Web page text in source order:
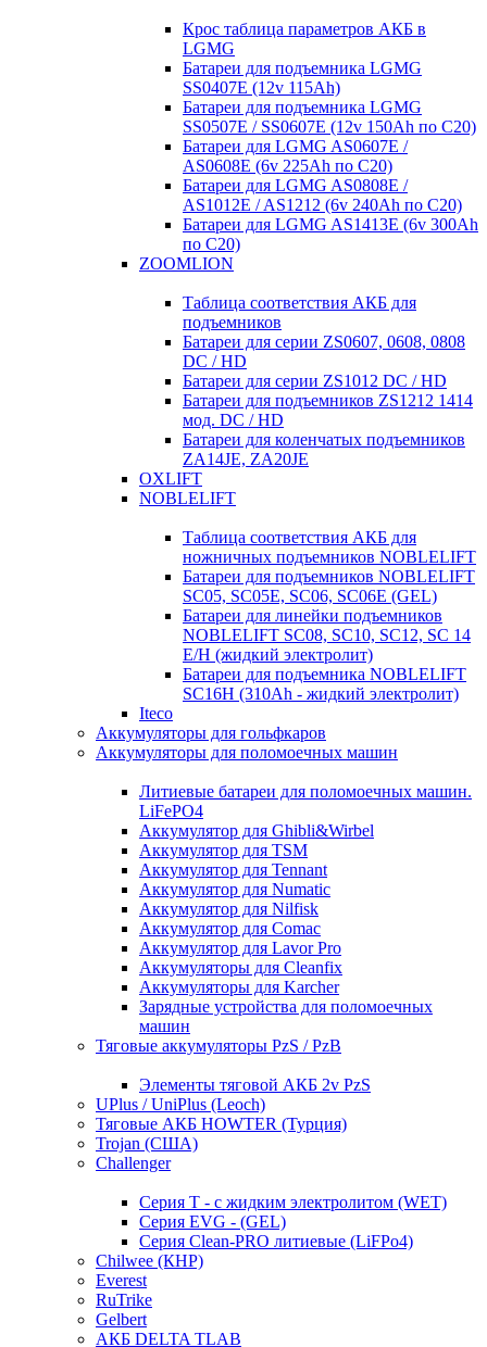
Крос таблица параметров АКБ в
LGMG
Батареи для подъемника LGMG
SS0407E (12v 115Ah)
Батареи для подъемника LGMG
SS0507E / SS0607E (12v 150Ah по С20)
Батареи для LGMG AS0607E /
AS0608E (6v 225Ah по С20)
Батареи для LGMG AS0808E /
AS1012E / AS1212 (6v 240Ah по С20)
Батареи для LGMG AS1413E (6v 300Ah
по С20)
ZOOMLION
Таблица соответствия АКБ для
подъемников
Батареи для серии ZS0607, 0608, 0808
DC / HD
Батареи для серии ZS1012 DC / HD
Батареи для подъемников ZS1212 1414
мод. DC / HD
Батареи для коленчатых подъемников
ZA14JE, ZA20JE
OXLIFT
NOBLELIFT
Таблица соответствия АКБ для
ножничных подъемников NOBLELIFT
Батареи для подъемников NOBLELIFT
SC05, SC05E, SC06, SC06E (GEL)
Батареи для линейки подъемников
NOBLELIFT SC08, SC10, SC12, SC 14
E/H (жидкий электролит)
Батареи для подъемника NOBLELIFT
SC16H (310Ah - жидкий электролит)
Iteco
Аккумуляторы для гольфкаров
Аккумуляторы для поломоечных машин
Литиевые батареи для поломоечных машин.
LiFePO4
Аккумулятор для Ghibli&Wirbel
Аккумулятор для TSM
Аккумулятор для Tennant
Аккумулятор для Numatic
Аккумулятор для Nilfisk
Аккумулятор для Comac
Аккумулятор для Lavor Pro
Аккумуляторы для Cleanfix
Аккумуляторы для Karcher
Зарядные устройства для поломоечных
машин
Тяговые аккумуляторы PzS / PzB
Элементы тяговой АКБ 2v PzS
UPlus / UniPlus (Leoch)
Тяговые АКБ HOWTER (Турция)
Trojan (США)
Challenger
Серия T - с жидким электролитом (WET)
Серия EVG - (GEL)
Серия Clean-PRO литиевые (LiFPo4)
Chilwee (КНР)
Everest
RuTrike
Gelbert
АКБ DELTA TLAB